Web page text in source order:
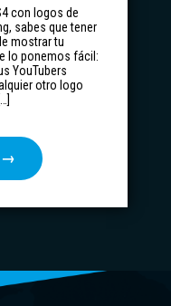
con logos de
sabes que tener
mostrar tu
lo ponemos fácil:
YouTubers
otro logo
→